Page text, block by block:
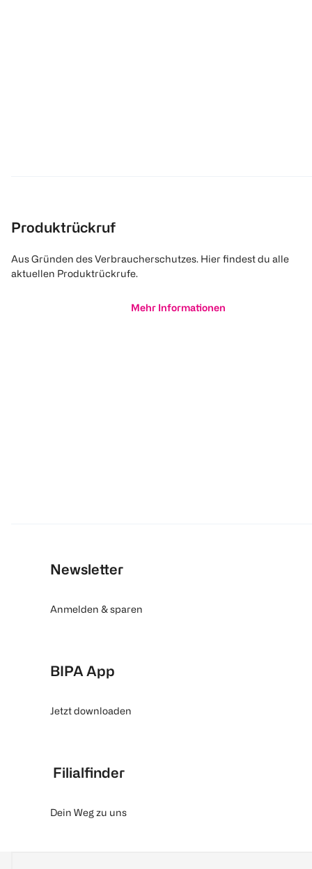
Produktrückruf
Aus Gründen des Verbraucherschutzes. Hier findest du alle
aktuellen Produktrückrufe.
Mehr Informationen
Newsletter
Anmelden & sparen
BIPA App
Jetzt downloaden
Filialfinder
Dein Weg zu uns